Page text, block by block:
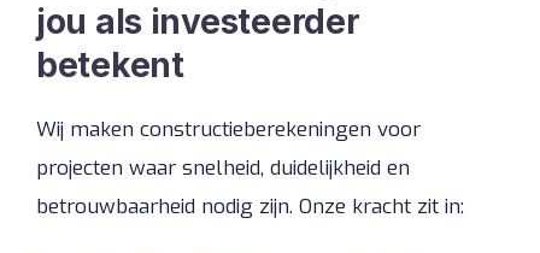
jou als investeerder
betekent
Wij maken constructieberekeningen voor
projecten waar snelheid, duidelijkheid en
betrouwbaarheid nodig zijn. Onze kracht zit in: